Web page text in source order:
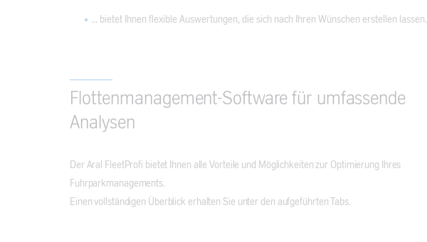
... bietet Ihnen flexible Auswertungen, die sich nach Ihren Wünschen erstellen lassen.
Flottenmanagement-Software für umfassende
Analysen
Der Aral FleetProfi bietet Ihnen alle Vorteile und Möglichkeiten zur Optimierung Ihres
Fuhrparkmanagements.
Einen vollständigen Überblick erhalten Sie unter den aufgeführten Tabs.